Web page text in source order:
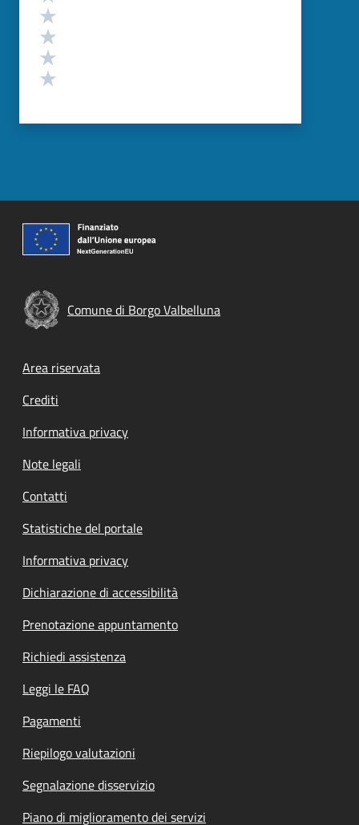
Comune di Borgo Valbelluna
Footer menu
Area riservata
Crediti
Informativa privacy
Note legali
Contatti
Statistiche del portale
Informativa privacy
Dichiarazione di accessibilità
Prenotazione appuntamento
Richiedi assistenza
Leggi le FAQ
Pagamenti
Riepilogo valutazioni
Segnalazione disservizio
Piano di miglioramento dei servizi